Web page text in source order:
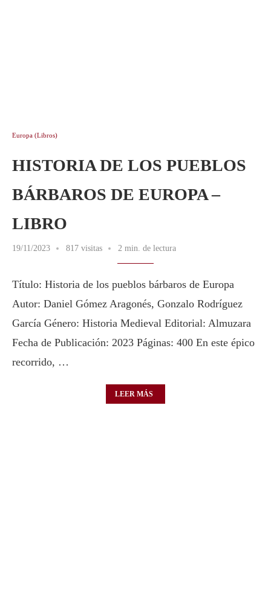
Europa (Libros)
HISTORIA DE LOS PUEBLOS
BÁRBAROS DE EUROPA –
LIBRO
19/11/2023 817 visitas 2 min. de lectura
Título: Historia de los pueblos bárbaros de Europa
Autor: Daniel Gómez Aragonés, Gonzalo Rodríguez
García Género: Historia Medieval Editorial: Almuzara
Fecha de Publicación: 2023 Páginas: 400 En este épico
recorrido, …
LEER MÁS